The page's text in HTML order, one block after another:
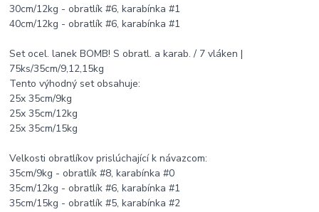
30cm/12kg - obratlík #6, karabínka #1
40cm/12kg - obratlík #6, karabínka #1
Set ocel. lanek BOMB! S obratl. a karab. / 7 vláken |
75ks/35cm/9,12,15kg
Tento výhodný set obsahuje:
25x 35cm/9kg
25x 35cm/12kg
25x 35cm/15kg
Velkosti obratlíkov prislúchající k návazcom:
35cm/9kg - obratlík #8, karabínka #0
35cm/12kg - obratlík #6, karabínka #1
35cm/15kg - obratlík #5, karabínka #2